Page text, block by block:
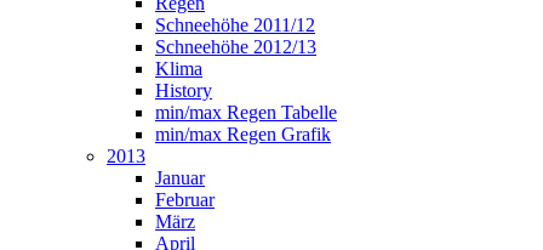
Schneehöhe 2011/12
Schneehöhe 2012/13
Klima
History
min/max Regen Tabelle
min/max Regen Grafik
2013
Januar
Februar
März
April